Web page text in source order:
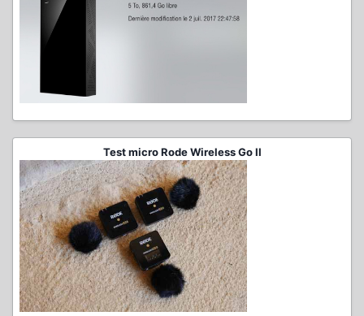
Test micro Rode Wireless Go II